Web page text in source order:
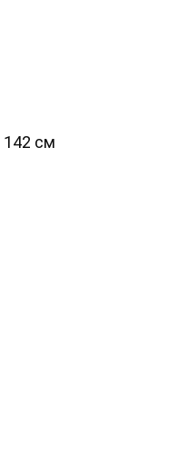
142 см